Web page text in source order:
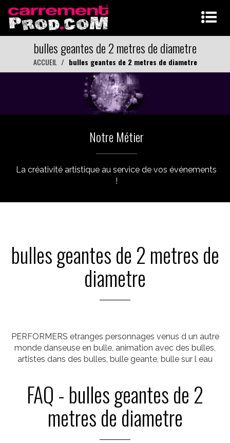
bulles geantes de 2 metres de diametre
ACCUEIL bulles geantes de 2 metres de diametre
Notre Métier
La créativité artistique au service de vos événements
!
bulles geantes de 2 metres de
diametre
PERFORMERS etranges personnages venus d un autre
monde danseuse en bulle, animation avec des bulles,
artistes dans des bulles, bulle geante, bulle sur l eau
FAQ - bulles geantes de 2
metres de diametre